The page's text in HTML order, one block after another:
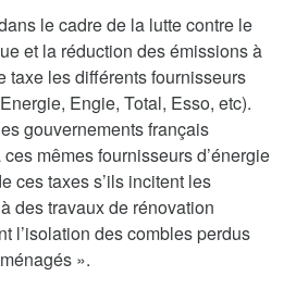
le cadre de la lutte contre le
et la réduction des émissions à
taxe les différents fournisseurs
Engie, Total, Esso, etc).
gouvernements français
mêmes fournisseurs d’énergie
ces taxes s’ils incitent les
des travaux de rénovation
l’isolation des combles perdus
».